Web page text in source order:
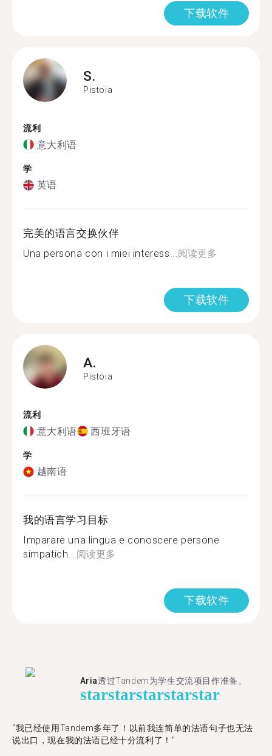
下载软件
S.
Pistoia
流利
意大利语
学
英语
完美的语言交换伙伴
Una persona con i miei interess...阅读更多
下载软件
A.
Pistoia
流利
意大利语 西班牙语
学
越南语
我的语言学习目标
Imparare una lingua e conoscere persone
simpatich...阅读更多
下载软件
Aria透过Tandem为学生交流项目作准备。
starstarstarstarstar
"​​我已经使用Tandem多年了！以前我连简单的法语句子也无法
说出口，现在我的法语已经十分流利了！"